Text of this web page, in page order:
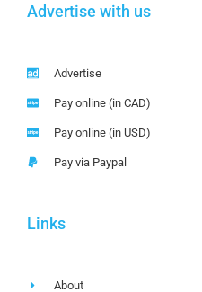
Advertise with us
Advertise
Pay online (in CAD)
Pay online (in USD)
Pay via Paypal
Links
About